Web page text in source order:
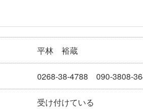
平林 裕蔵
0268-38-4788 090-3808-
受け付けている